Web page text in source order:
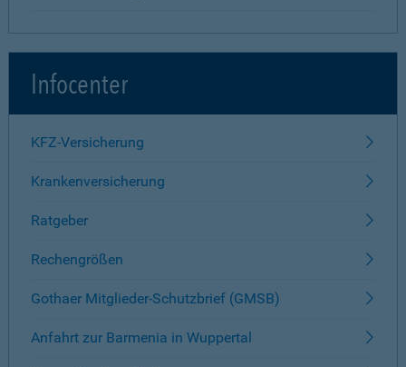
Infocenter
KFZ-Versicherung
Krankenversicherung
Ratgeber
Rechengrößen
Gothaer Mitglieder-Schutzbrief (GMSB)
Anfahrt zur Barmenia in Wuppertal